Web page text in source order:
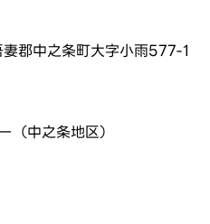
郡中之条町大字小雨577-1
（中之条地区）